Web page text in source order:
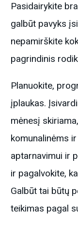
Pasidairykite
galbūt pavyks
nepamirškite
pagrindinis
Planuokite,
įplaukas.
mėnesį
komunalinėms
aptarnavimui ir
ir pagalvokite,
Galbūt tai būtų
teikimas pagal